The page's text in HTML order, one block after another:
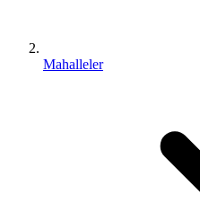
Mahalleler